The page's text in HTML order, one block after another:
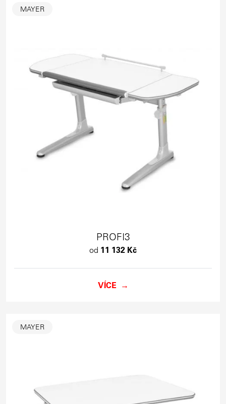
MAYER
PROFI3
od 11 132 Kč
VÍCE
MAYER